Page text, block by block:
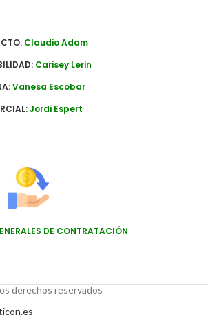
Claudio Adam
Carisey Lerin
Vanesa Escobar
Jordi Espert
DE CONTRATACIÓN
derechos reservados